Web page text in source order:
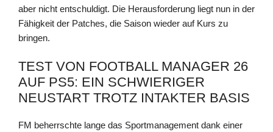
aber nicht entschuldigt. Die Herausforderung liegt nun in der
Fähigkeit der Patches, die Saison wieder auf Kurs zu
bringen.
TEST VON FOOTBALL MANAGER 26
AUF PS5: EIN SCHWIERIGER
NEUSTART TROTZ INTAKTER BASIS
FM beherrschte lange das Sportmanagement dank einer